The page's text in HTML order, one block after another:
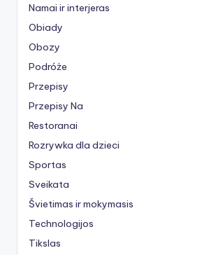
Namai ir interjeras
Obiady
Obozy
Podróże
Przepisy
Przepisy Na
Restoranai
Rozrywka dla dzieci
Sportas
Sveikata
Švietimas ir mokymasis
Technologijos
Tikslas